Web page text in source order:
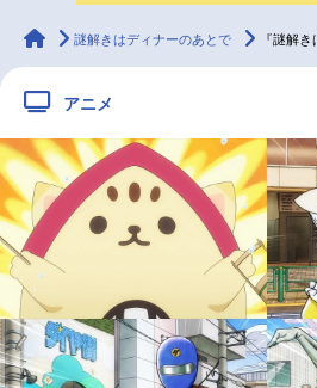
ラジオ
2.5次元 配信・Vtuber
最新記事一覧
アニメ記事一覧
アニメ映画一覧
animateTimes
謎解きはディナーのあとで 『謎解きはディ
アニメ